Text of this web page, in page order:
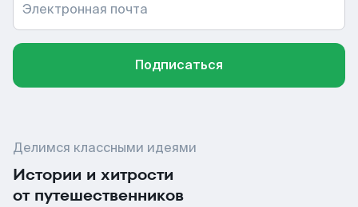
Электронная почта
Подписаться
Делимся классными идеями
Истории и хитрости
от путешественников